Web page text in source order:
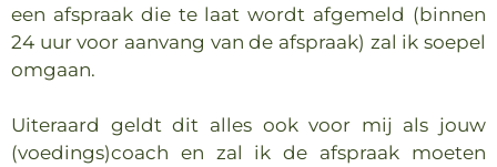
een afspraak die te laat wordt afgemeld (binnen
24 uur voor aanvang van de afspraak) zal ik soepel
omgaan.
Uiteraard geldt dit alles ook voor mij als jouw
(voedings)coach en zal ik de afspraak moeten